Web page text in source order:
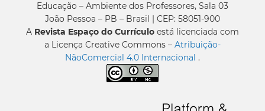
Educação – Ambiente dos Professores, Sala 03
João Pessoa – PB – Brasil | CEP: 58051-900
A Revista Espaço do Currículo está licenciada com
a Licença Creative Commons – Atribuição-
NãoComercial 4.0 Internacional .